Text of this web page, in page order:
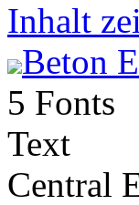
Inhalt
Beton
5 Fonts
Text
Central